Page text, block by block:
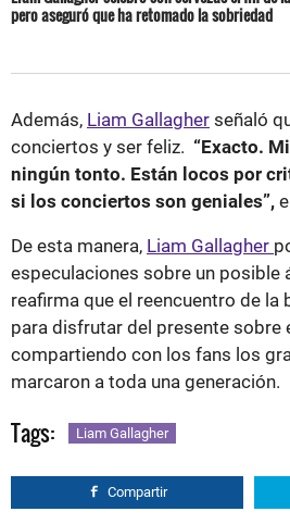
pero aseguró que ha retomado la sobriedad
Además, Liam Gallagher señaló
conciertos y ser feliz. “Exacto.
ningún tonto. Están locos por
si los conciertos son geniales”,
De esta manera, Liam Gallagher
especulaciones sobre un posible
reafirma que el reencuentro de la
para disfrutar del presente sobre
compartiendo con los fans los
marcaron a toda una generación.
Tags: Liam Gallagher
Compartir